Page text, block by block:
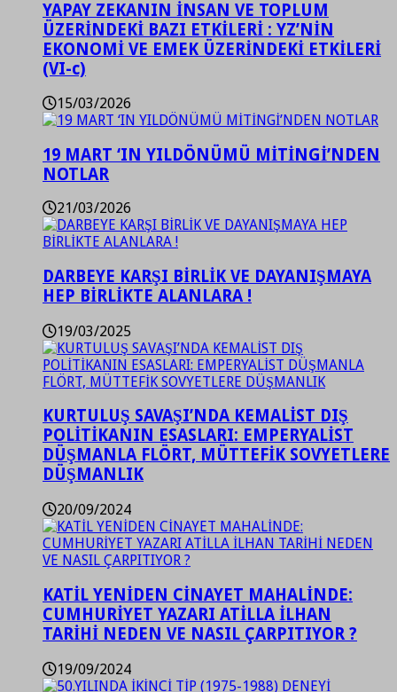
YAPAY ZEKANIN İNSAN VE TOPLUM
ÜZERİNDEKİ BAZI ETKİLERİ : YZ’NİN
EKONOMİ VE EMEK ÜZERİNDEKİ ETKİLERİ
(VI-c)
15/03/2026
19 MART ‘IN YILDÖNÜMÜ MİTİNGİ’NDEN
NOTLAR
21/03/2026
DARBEYE KARŞI BİRLİK VE DAYANIŞMAYA
HEP BİRLİKTE ALANLARA !
19/03/2025
KURTULUŞ SAVAŞI’NDA KEMALİST DIŞ
POLİTİKANIN ESASLARI: EMPERYALİST
DÜŞMANLA FLÖRT, MÜTTEFİK SOVYETLERE
DÜŞMANLIK
20/09/2024
KATİL YENİDEN CİNAYET MAHALİNDE:
CUMHURİYET YAZARI ATİLLA İLHAN
TARİHİ NEDEN VE NASIL ÇARPITIYOR ?
19/09/2024